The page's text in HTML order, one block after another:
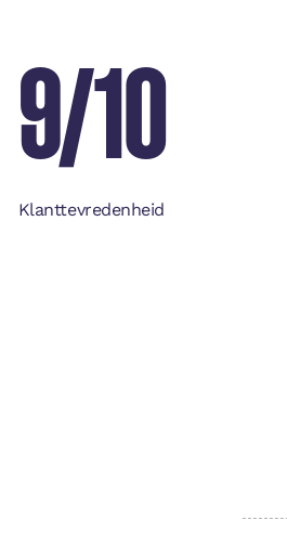
9/10
Klanttevredenheid